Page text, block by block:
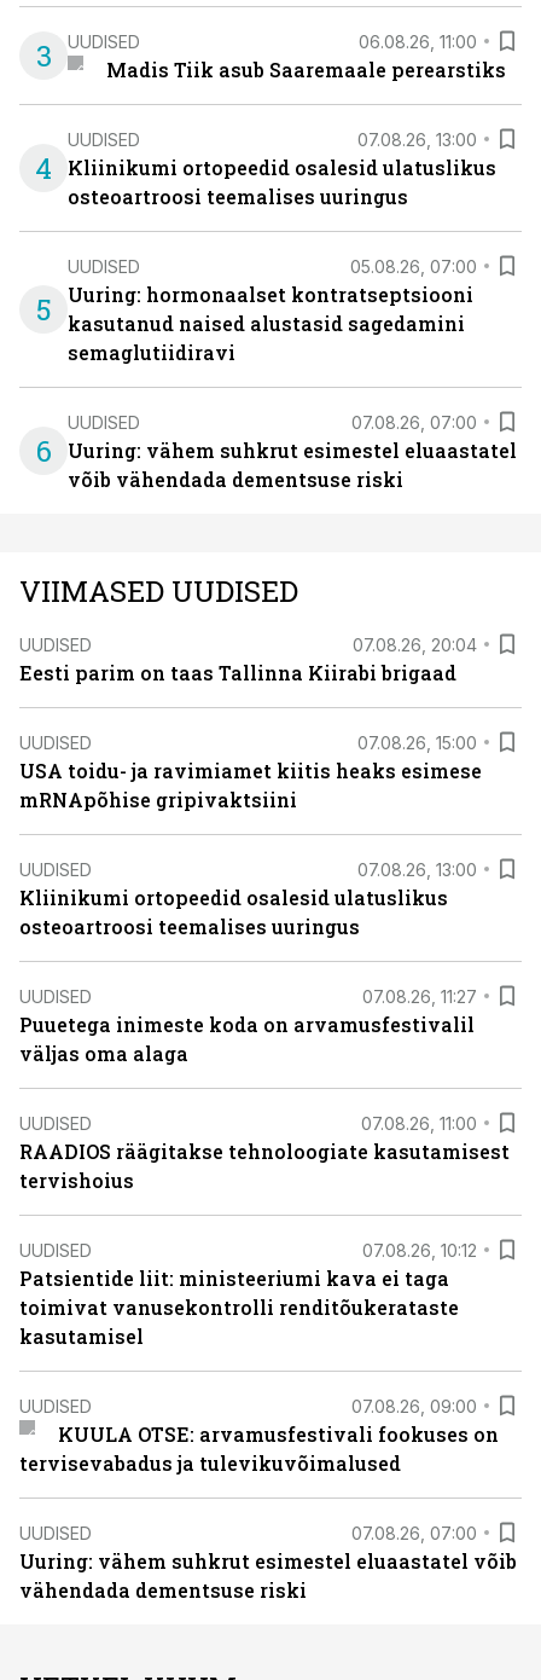
3 UUDISED 06.08.26, 11:00
Madis Tiik asub Saaremaale perearstiks
4
UUDISED 07.08.26, 13:00
Kliinikumi ortopeedid osalesid ulatuslikus
osteoartroosi teemalises uuringus
5
UUDISED 05.08.26, 07:00
Uuring: hormonaalset kontratseptsiooni
kasutanud naised alustasid sagedamini
semaglutiidiravi
6
UUDISED 07.08.26, 07:00
Uuring: vähem suhkrut esimestel eluaastatel
võib vähendada dementsuse riski
VIIMASED UUDISED
UUDISED 07.08.26, 20:04
Eesti parim on taas Tallinna Kiirabi brigaad
UUDISED 07.08.26, 15:00
USA toidu- ja ravimiamet kiitis heaks esimese
mRNApõhise gripivaktsiini
UUDISED 07.08.26, 13:00
Kliinikumi ortopeedid osalesid ulatuslikus
osteoartroosi teemalises uuringus
UUDISED 07.08.26, 11:27
Puuetega inimeste koda on arvamusfestivalil
väljas oma alaga
UUDISED 07.08.26, 11:00
RAADIOS räägitakse tehnoloogiate kasutamisest
tervishoius
UUDISED 07.08.26, 10:12
Patsientide liit: ministeeriumi kava ei taga
toimivat vanusekontrolli renditõukerataste
kasutamisel
UUDISED 07.08.26, 09:00
KUULA OTSE: arvamusfestivali fookuses on
tervisevabadus ja tulevikuvõimalused
UUDISED 07.08.26, 07:00
Uuring: vähem suhkrut esimestel eluaastatel võib
vähendada dementsuse riski